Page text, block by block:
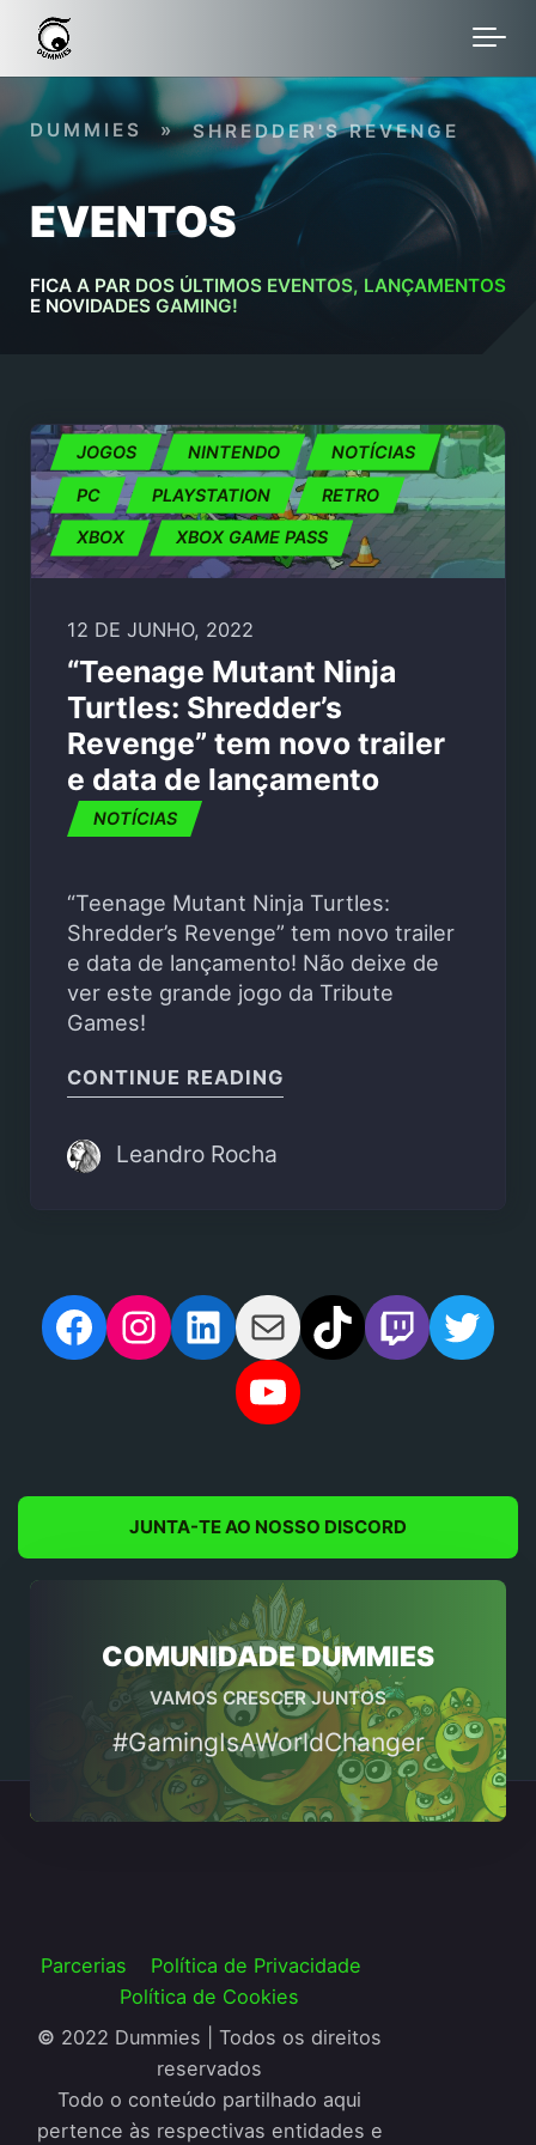
Skip to main content
EVENTOS
FICA A PAR DOS ÚLTIMOS EVENTOS, LANÇAMENTOS
E NOVIDADES GAMING!
DUMMIES » SHREDDER'S REVENGE
JOGOS NINTENDO NOTÍCIAS
PC PLAYSTATION RETRO
XBOX XBOX GAME PASS
12 DE JUNHO, 2022
“Teenage Mutant Ninja
Turtles: Shredder’s
Revenge” tem novo trailer
e data de lançamento
NOTÍCIAS
“Teenage Mutant Ninja Turtles:
Shredder’s Revenge” tem novo trailer
e data de lançamento! Não deixe de
ver este grande jogo da Tribute
Games!
CONTINUE READING
Leandro Rocha
Facebook
Instagram
LinkedIn
MailTikTokTwitch
YouTube
JUNTA-TE AO NOSSO DISCORD
COMUNIDADE DUMMIES
VAMOS CRESCER JUNTOS
#GamingIsAWorldChanger
Parcerias
Política de Privacidade
Política de Cookies
© 2022 Dummies | Todos os direitos
reservados
Todo o conteúdo partilhado aqui
pertence às respectivas entidades e